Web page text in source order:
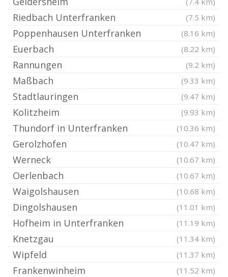
Riedbach Unterfranken (7.5 km)
Poppenhausen Unterfranken (8.16 km)
Euerbach (8.22 km)
Rannungen (9.2 km)
Maßbach (9.33 km)
Stadtlauringen (9.47 km)
Kolitzheim (9.93 km)
Thundorf in Unterfranken (10.36 km)
Gerolzhofen (10.47 km)
Werneck (10.67 km)
Oerlenbach (10.67 km)
Waigolshausen (10.68 km)
Dingolshausen (11.01 km)
Hofheim in Unterfranken (11.19 km)
Knetzgau (11.34 km)
Wipfeld (11.37 km)
Frankenwinheim (11.52 km)